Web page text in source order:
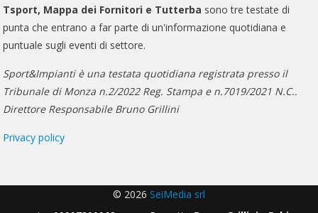
Tsport, Mappa dei Fornitori e Tutterba sono tre testate di
punta che entrano a far parte di un'informazione quotidiana e
puntuale sugli eventi di settore.
Sport&Impianti è una testata quotidiana registrata presso il
Tribunale di Monza n.2/2022 Reg. Stampa e n.7019/2021 N.C..
Direttore Responsabile Bruno Grillini
Privacy policy
© 2026 SeiMedia srl